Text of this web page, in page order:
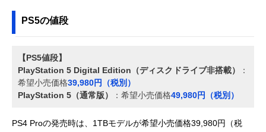
PS5の値段
【PS5値段】
PlayStation 5 Digital Edition（ディスクドライブ非搭載）
：
希望小売価格39,980円（税別）
PlayStation 5（通常版）
：希望小売価格49,980円（税別）
PS4 Proの発売時は、1TBモデルが希望小売価格39,980円（税